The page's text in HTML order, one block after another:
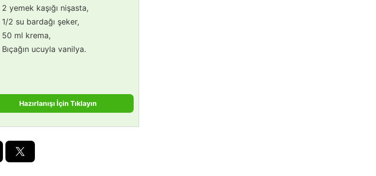
2 yemek kaşığı nişasta,
1/2 su bardağı şeker,
50 ml krema,
Bıçağın ucuyla vanilya.
Hazırlanışı İçin Tıklayın